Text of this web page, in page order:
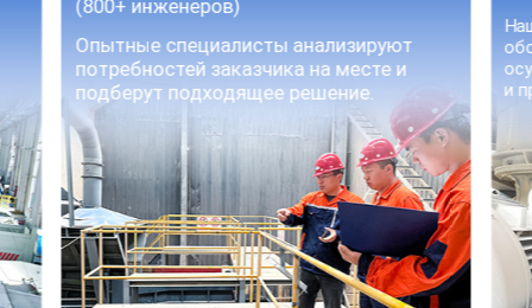
(800+ инженеров)
Опытные специалисты анализируют
потребностей заказчика на месте и
подберут подходящее решение.
и